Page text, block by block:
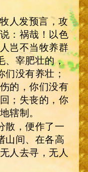
人发预言，攻
：祸哉！以色
岂不当牧养群
、宰肥壮的，
们没有养壮；
的，你们没有
；失丧的，你
辖制。
散，便作了一
山间、在各高
人去寻，无人